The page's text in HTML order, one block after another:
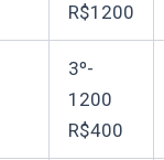
R$1200
3º-
1200
R$400